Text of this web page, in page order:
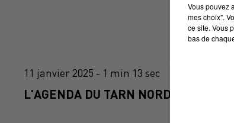
11 janvier 2025 - 1 min 13 sec
L'AGENDA DU TARN NORD DU 11/01/
Vous pouvez
mes choix".
ce site. Vous
bas de